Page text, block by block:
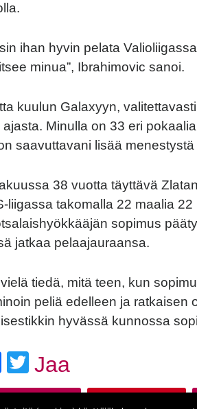
ihan hyvin pelata
minua”, Ibrahimovic sanoi.
kuulun Galaxyyn,
ajasta. Minulla on 33 eri
saavuttavani lisää menestystä
38 vuotta täyttävä
liigassa takomalla 22 maalia
sopimus
jatkaa pelaajauraansa.
vielä tiedä, mitä teen, kun
peliä edelleen ja ratkaisen
hyvässä kunnossa
Facebook
Twitter
Jaa